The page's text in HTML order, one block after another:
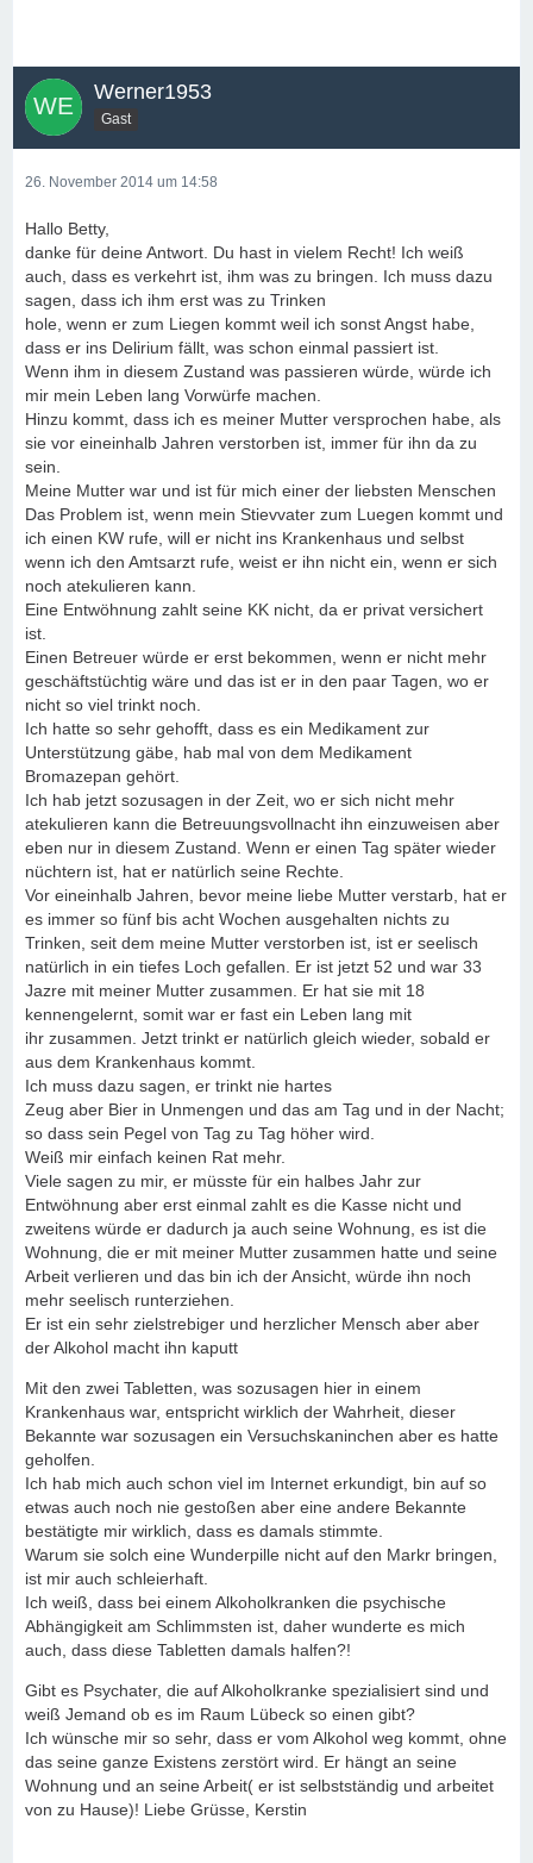
Werner1953
Gast
26. November 2014 um 14:58
Hallo Betty,
danke für deine Antwort. Du hast in vielem Recht! Ich weiß
auch, dass es verkehrt ist, ihm was zu bringen. Ich muss dazu
sagen, dass ich ihm erst was zu Trinken
hole, wenn er zum Liegen kommt weil ich sonst Angst habe,
dass er ins Delirium fällt, was schon einmal passiert ist.
Wenn ihm in diesem Zustand was passieren würde, würde ich
mir mein Leben lang Vorwürfe machen.
Hinzu kommt, dass ich es meiner Mutter versprochen habe, als
sie vor eineinhalb Jahren verstorben ist, immer für ihn da zu
sein.
Meine Mutter war und ist für mich einer der liebsten Menschen
Das Problem ist, wenn mein Stievvater zum Luegen kommt und
ich einen KW rufe, will er nicht ins Krankenhaus und selbst
wenn ich den Amtsarzt rufe, weist er ihn nicht ein, wenn er sich
noch atekulieren kann.
Eine Entwöhnung zahlt seine KK nicht, da er privat versichert
ist.
Einen Betreuer würde er erst bekommen, wenn er nicht mehr
geschäftstüchtig wäre und das ist er in den paar Tagen, wo er
nicht so viel trinkt noch.
Ich hatte so sehr gehofft, dass es ein Medikament zur
Unterstützung gäbe, hab mal von dem Medikament
Bromazepan gehört.
Ich hab jetzt sozusagen in der Zeit, wo er sich nicht mehr
atekulieren kann die Betreuungsvollnacht ihn einzuweisen aber
eben nur in diesem Zustand. Wenn er einen Tag später wieder
nüchtern ist, hat er natürlich seine Rechte.
Vor eineinhalb Jahren, bevor meine liebe Mutter verstarb, hat er
es immer so fünf bis acht Wochen ausgehalten nichts zu
Trinken, seit dem meine Mutter verstorben ist, ist er seelisch
natürlich in ein tiefes Loch gefallen. Er ist jetzt 52 und war 33
Jazre mit meiner Mutter zusammen. Er hat sie mit 18
kennengelernt, somit war er fast ein Leben lang mit
ihr zusammen. Jetzt trinkt er natürlich gleich wieder, sobald er
aus dem Krankenhaus kommt.
Ich muss dazu sagen, er trinkt nie hartes
Zeug aber Bier in Unmengen und das am Tag und in der Nacht;
so dass sein Pegel von Tag zu Tag höher wird.
Weiß mir einfach keinen Rat mehr.
Viele sagen zu mir, er müsste für ein halbes Jahr zur
Entwöhnung aber erst einmal zahlt es die Kasse nicht und
zweitens würde er dadurch ja auch seine Wohnung, es ist die
Wohnung, die er mit meiner Mutter zusammen hatte und seine
Arbeit verlieren und das bin ich der Ansicht, würde ihn noch
mehr seelisch runterziehen.
Er ist ein sehr zielstrebiger und herzlicher Mensch aber aber
der Alkohol macht ihn kaputt
Mit den zwei Tabletten, was sozusagen hier in einem
Krankenhaus war, entspricht wirklich der Wahrheit, dieser
Bekannte war sozusagen ein Versuchskaninchen aber es hatte
geholfen.
Ich hab mich auch schon viel im Internet erkundigt, bin auf so
etwas auch noch nie gestoßen aber eine andere Bekannte
bestätigte mir wirklich, dass es damals stimmte.
Warum sie solch eine Wunderpille nicht auf den Markr bringen,
ist mir auch schleierhaft.
Ich weiß, dass bei einem Alkoholkranken die psychische
Abhängigkeit am Schlimmsten ist, daher wunderte es mich
auch, dass diese Tabletten damals halfen?!
Gibt es Psychater, die auf Alkoholkranke spezialisiert sind und
weiß Jemand ob es im Raum Lübeck so einen gibt?
Ich wünsche mir so sehr, dass er vom Alkohol weg kommt, ohne
das seine ganze Existens zerstört wird. Er hängt an seine
Wohnung und an seine Arbeit( er ist selbstständig und arbeitet
von zu Hause)! Liebe Grüsse, Kerstin